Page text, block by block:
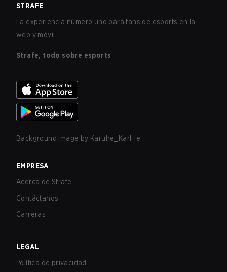
STRAFE
La experiencia número uno para fans de esports en la
web y móvil.
Strafe, todo sobre esports
Background image by Karuhe_KarlHe
EMPRESA
Acerca de Strafe
Contáctanos
Carreras
LEGAL
Política de privacidad